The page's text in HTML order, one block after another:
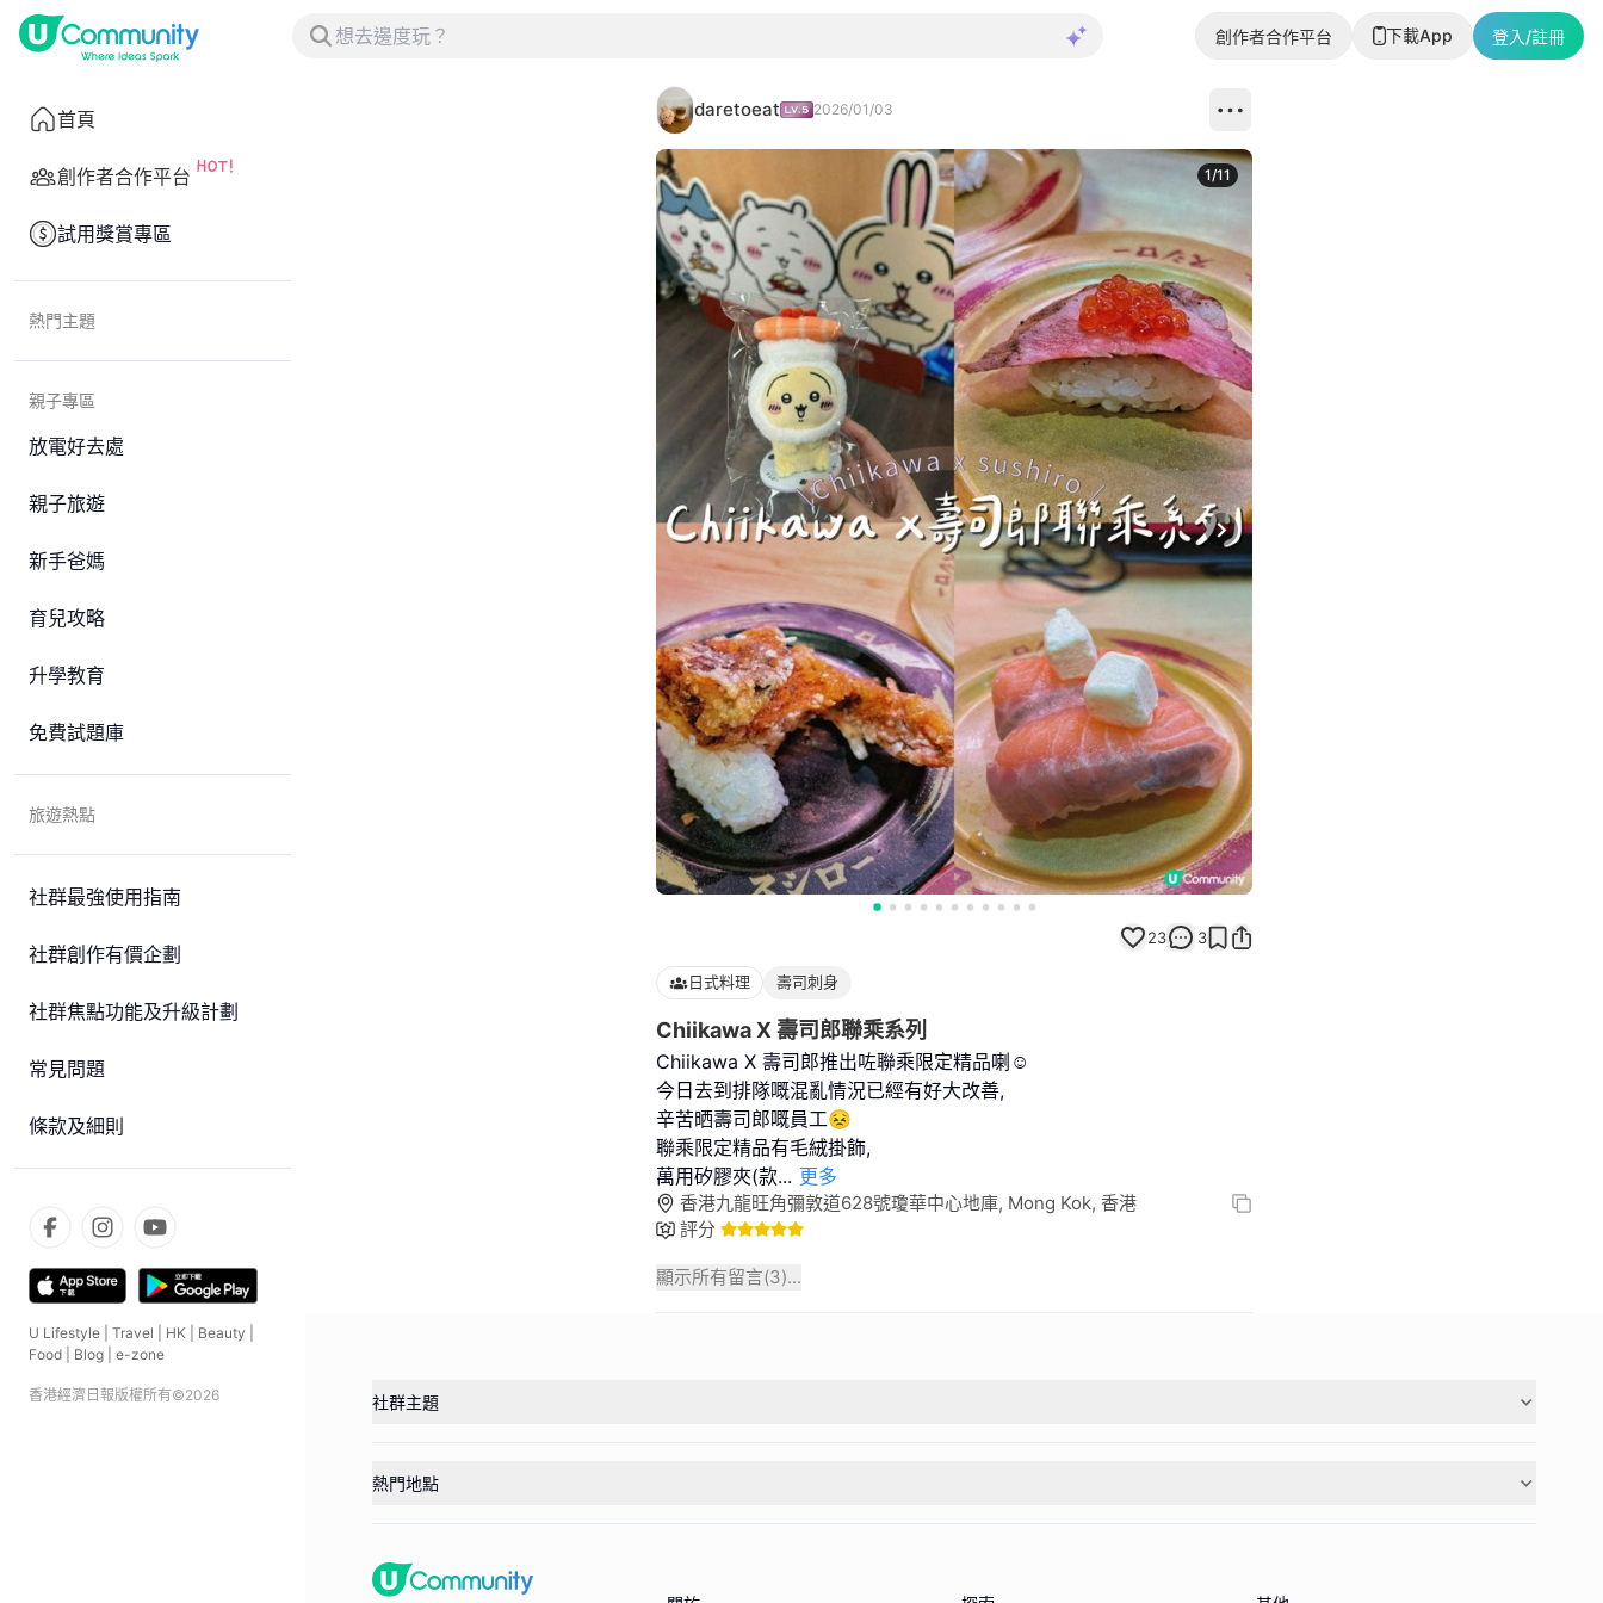
創作者合作平台 下載App 登入/註冊
首頁
創作者合作平台
試用獎賞專區
熱門主題
親子專區
放電好去處
親子旅遊
新手爸媽
育兒攻略
升學教育
免費試題庫
旅遊熱點
社群最強使用指南
社群創作有價企劃
社群焦點功能及升級計劃
常見問題
條款及細則
U Lifestyle Travel HK Beauty
Food
Blog e-zone
香港經濟日報版權所有©2026
daretoeat 2026/01/03
Next slide
1/11
23 3
日式料理 壽司刺身
Chiikawa X 壽司郎聯乘系列
Chiikawa X 壽司郎推出咗聯乘限定精品喇☺️
今日去到排隊嘅混亂情況已經有好大改善,
辛苦晒壽司郎嘅員工😣
聯乘限定精品有毛絨掛飾,
萬用矽膠夾(款... 更多
香港九龍旺角彌敦道628號瓊華中心地庫, Mong Kok, 香港
評分
顯示所有留言(3)...
社群主題
熱門地點